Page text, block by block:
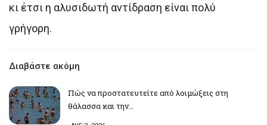
κι έτσι η αλυσιδωτή αντίδραση είναι πολύ
γρήγορη.
Διαβάστε ακόμη
Πώς να προστατευτείτε από λοιμώξεις στη
θάλασσα και την…